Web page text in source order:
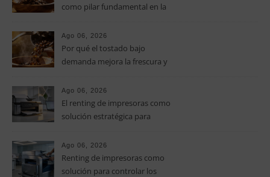
como pilar fundamental en la
Ago 06, 2026
Por qué el tostado bajo
demanda mejora la frescura y
especialidad
Ago 06, 2026
El renting de impresoras como
solución estratégica para
pymes
Ago 06, 2026
Renting de impresoras como
solución para controlar los